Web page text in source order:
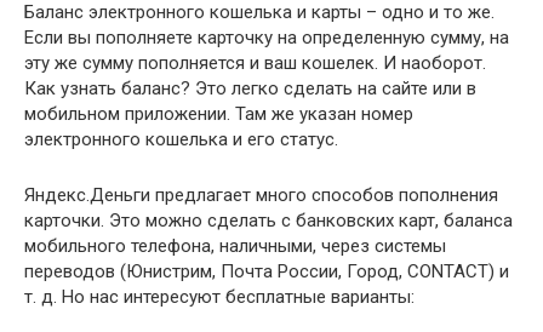
Баланс электронного кошелька и карты – одно и то же.
Если вы пополняете карточку на определенную сумму, на
эту же сумму пополняется и ваш кошелек. И наоборот.
Как узнать баланс? Это легко сделать на сайте или в
мобильном приложении. Там же указан номер
электронного кошелька и его статус.
Яндекс.Деньги предлагает много способов пополнения
карточки. Это можно сделать с банковских карт, баланса
мобильного телефона, наличными, через системы
переводов (Юнистрим, Почта России, Город, CONTACT) и
т. д. Но нас интересуют бесплатные варианты: